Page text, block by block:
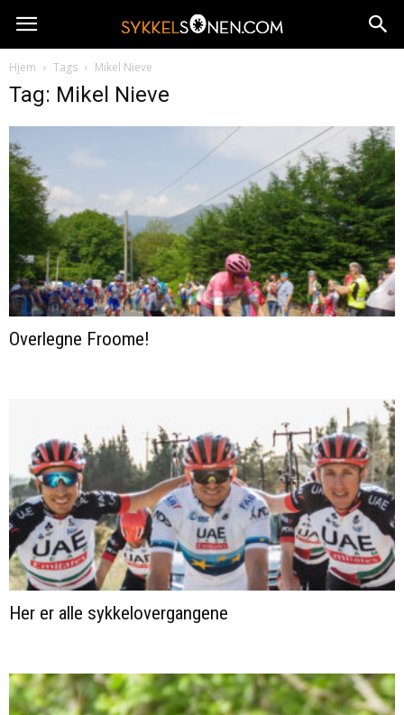
Hjem Tags Mikel Nieve
Tag: Mikel Nieve
Overlegne Froome!
Her er alle sykkelovergangene